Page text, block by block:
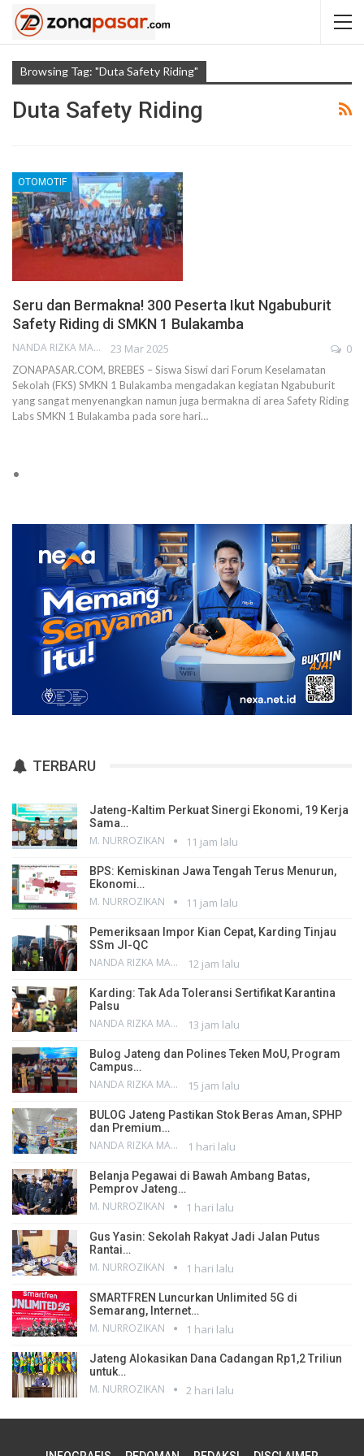
Browsing Tag: "Duta Safety Riding"
Duta Safety Riding
OTOMOTIF
Seru dan Bermakna! 300 Peserta Ikut Ngabuburit
Safety Riding di SMKN 1 Bulakamba
NANDA RIZKA MAHENDRA 23 Mar 2025 0
ZONAPASAR.COM, BREBES – Siswa Siswi dari Forum Keselamatan
Sekolah (FKS) SMKN 1 Bulakamba mengadakan kegiatan Ngabuburit
yang sangat menyenangkan namun juga bermakna di area Safety Riding
Labs SMKN 1 Bulakamba pada sore hari…
TERBARU
Jateng-Kaltim Perkuat Sinergi Ekonomi, 19 Kerja
Sama…
M. NURROZIKAN 11 jam lalu
BPS: Kemiskinan Jawa Tengah Terus Menurun,
Ekonomi…
M. NURROZIKAN 11 jam lalu
Pemeriksaan Impor Kian Cepat, Karding Tinjau
SSm JI-QC
NANDA RIZKA MAHENDRA 12 jam lalu
Karding: Tak Ada Toleransi Sertifikat Karantina
Palsu
NANDA RIZKA MAHENDRA 13 jam lalu
Bulog Jateng dan Polines Teken MoU, Program
Campus…
NANDA RIZKA MAHENDRA 15 jam lalu
BULOG Jateng Pastikan Stok Beras Aman, SPHP
dan Premium…
NANDA RIZKA MAHENDRA 1 hari lalu
Belanja Pegawai di Bawah Ambang Batas,
Pemprov Jateng…
M. NURROZIKAN 1 hari lalu
Gus Yasin: Sekolah Rakyat Jadi Jalan Putus
Rantai…
M. NURROZIKAN 1 hari lalu
SMARTFREN Luncurkan Unlimited 5G di
Semarang, Internet…
M. NURROZIKAN 1 hari lalu
Jateng Alokasikan Dana Cadangan Rp1,2 Triliun
untuk…
M. NURROZIKAN 2 hari lalu